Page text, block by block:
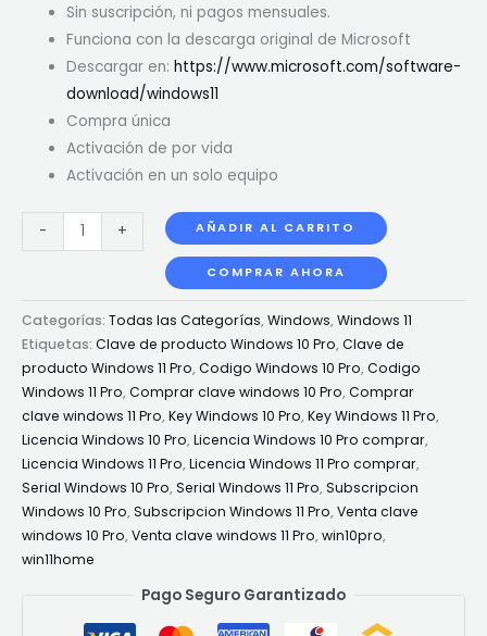
Sin suscripción, ni pagos mensuales.
Funciona con la descarga original de Microsoft
Descargar en:https://www.microsoft.com/software-
download/windows11
Compra única
Activación de por vida
Activación en un solo equipo
- + AÑADIR AL CARRITO
COMPRAR AHORA
Categorías: Todas las Categorías,Windows,Windows 11
Etiquetas: Clave de producto Windows 10 Pro,Clave de
producto Windows 11 Pro,Codigo Windows 10 Pro,Codigo
Windows 11 Pro,Comprar clave windows 10 Pro,Comprar
clave windows 11 Pro,Key Windows 10 Pro,Key Windows 11 Pro,
Licencia Windows 10 Pro,Licencia Windows 10 Pro comprar,
Licencia Windows 11 Pro,Licencia Windows 11 Pro comprar,
Serial Windows 10 Pro,Serial Windows 11 Pro,Subscripcion
Windows 10 Pro,Subscripcion Windows 11 Pro,Venta clave
windows 10 Pro,Venta clave windows 11 Pro,win10pro,
win11home
Pago Seguro Garantizado